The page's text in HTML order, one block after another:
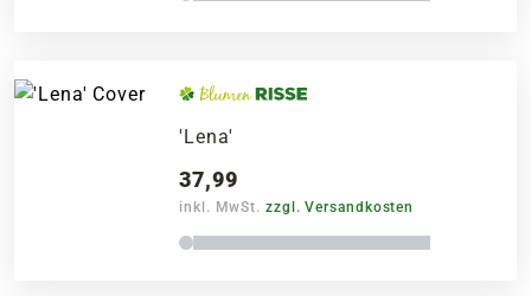
'Lena'
37,99
inkl. MwSt. zzgl. Versandkosten